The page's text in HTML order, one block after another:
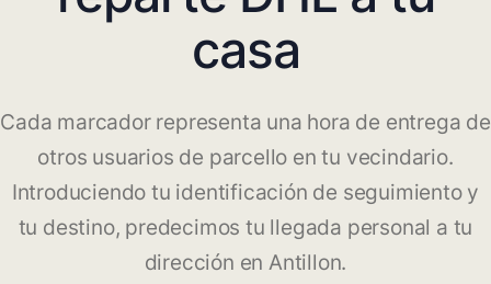
casa
Cada marcador representa una hora de entrega de
otros usuarios de parcello en tu vecindario.
Introduciendo tu identificación de seguimiento y
tu destino, predecimos tu llegada personal a tu
dirección en Antillon.